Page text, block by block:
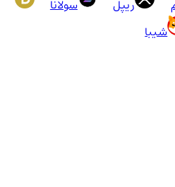
ریپل
سولانا
شیبا